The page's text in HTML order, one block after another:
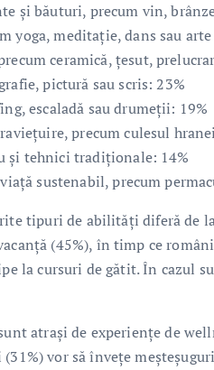
și băuturi, precum vin,
yoga, meditație, dans sau
ceramică, țesut,
pictură sau scris: 23%
escaladă sau drumeții: 19%
precum culesul
și tehnici tradiționale: 14%
sustenabil, precum
tipuri de abilități diferă de
(45%), în timp ce
la cursuri de gătit. În cazul
atrași de experiențe de
vor să învețe